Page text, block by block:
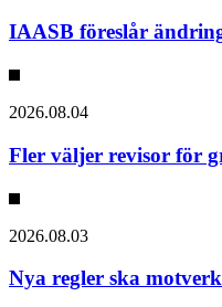
IAASB föreslår
2026.08.04
Fler väljer revisor för
2026.08.03
Nya regler ska